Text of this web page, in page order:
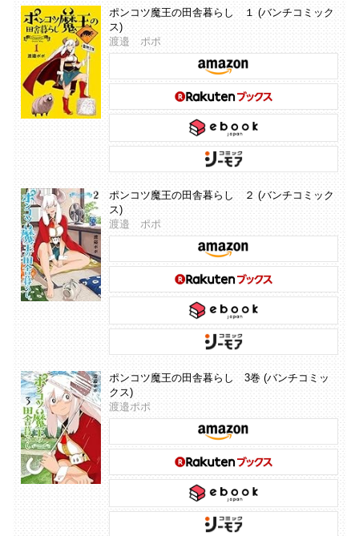
ポンコツ魔王の田舎暮らし １ (バンチコミック
ス)
渡邉 ポポ
ポンコツ魔王の田舎暮らし ２ (バンチコミック
ス)
渡邉 ポポ
ポンコツ魔王の田舎暮らし 3巻 (バンチコミッ
クス)
渡邉ポポ